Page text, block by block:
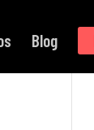
Blog